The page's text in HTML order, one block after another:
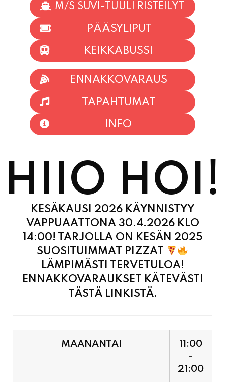
M/S SUVI-TUULI RISTEILYT
PÄÄSYLIPUT
KEIKKABUSSI
ENNAKKOVARAUS
TAPAHTUMAT
INFO
HIIO HOI!
KESÄKAUSI 2026 KÄYNNISTYY
VAPPUAATTONA 30.4.2026 KLO
14:00! TARJOLLA ON KESÄN 2025
SUOSITUIMMAT PIZZAT
LÄMPIMÄSTI TERVETULOA!
ENNAKKOVARAUKSET KÄTEVÄSTI
TÄSTÄ LINKISTÄ.
MAANANTAI
11:00
-
21:00